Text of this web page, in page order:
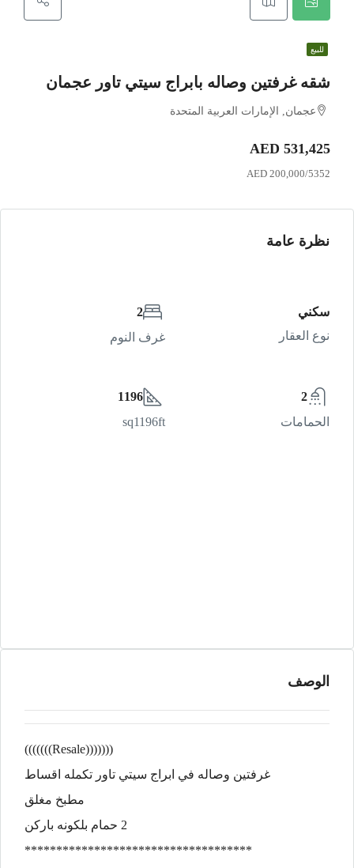
للبيع
شقه غرفتين وصاله بابراج سيتي تاور عجمان
عجمان, الإمارات العربية المتحدة
AED 531,425
AED 200,000/5352
نظرة عامة
سكني
نوع العقار
2
غرف النوم
2
الحمامات
1196
sq1196ft
الوصف
(((((((Resale)))))))
غرفتين وصاله في ابراج سيتي تاور تكمله اقساط
مطبخ مغلق
2 حمام بلكونه باركن
************************************